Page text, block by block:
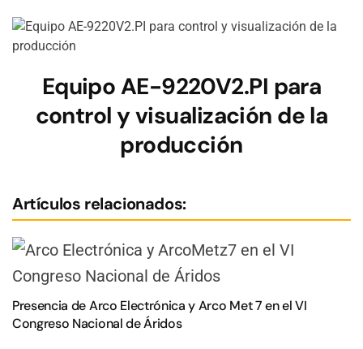
Equipo AE-9220V2.PI para
control y visualización de la
producción
Artículos relacionados:
Presencia de Arco Electrónica y Arco Met 7 en el VI
Congreso Nacional de Áridos